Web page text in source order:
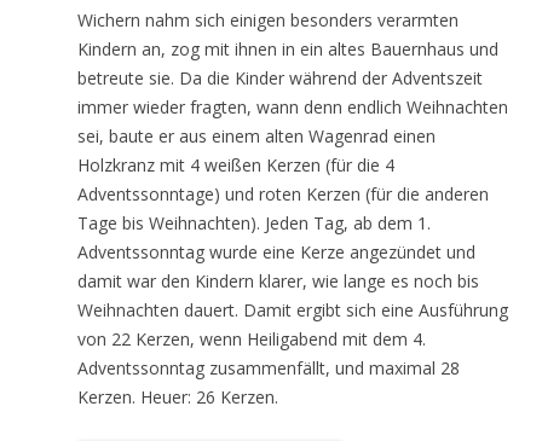
Wichern nahm sich einigen besonders verarmten
Kindern an, zog mit ihnen in ein altes Bauernhaus und
betreute sie. Da die Kinder während der Adventszeit
immer wieder fragten, wann denn endlich Weihnachten
sei, baute er aus einem alten Wagenrad einen
Holzkranz mit 4 weißen Kerzen (für die 4
Adventssonntage) und roten Kerzen (für die anderen
Tage bis Weihnachten). Jeden Tag, ab dem 1.
Adventssonntag wurde eine Kerze angezündet und
damit war den Kindern klarer, wie lange es noch bis
Weihnachten dauert. Damit ergibt sich eine Ausführung
von 22 Kerzen, wenn Heiligabend mit dem 4.
Adventssonntag zusammenfällt, und maximal 28
Kerzen. Heuer: 26 Kerzen.